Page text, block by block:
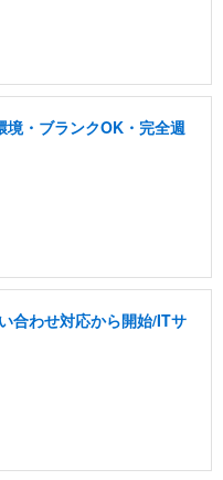
境・ブランクOK・完全週
合わせ対応から開始/ITサ